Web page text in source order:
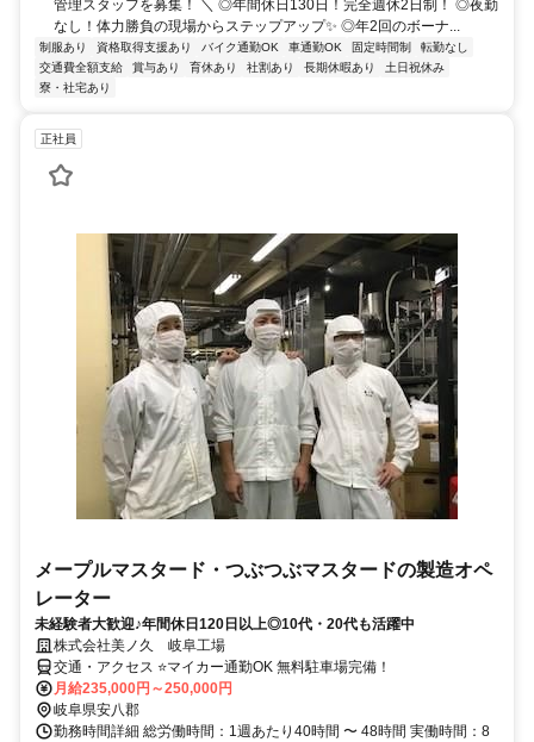
管理スタッフを募集！ ＼ ◎年間休日130日！完全週休2日制！ ◎夜勤
なし！体力勝負の現場からステップアップ✨ ◎年2回のボーナ...
制服あり 資格取得支援あり バイク通勤OK 車通勤OK 固定時間制
転勤なし
交通費全額支給
賞与あり 育休あり 社割あり 長期休暇あり
土日祝休み
寮・社宅あり
正社員
メープルマスタード・つぶつぶマスタードの製造オペ
レーター
未経験者大歓迎♪年間休日120日以上◎10代・20代も活躍中
株式会社美ノ久 岐阜工場
交通・アクセス ⭐マイカー通勤OK 無料駐車場完備！
月給235,000円～250,000円
岐阜県安八郡
勤務時間詳細 総労働時間：1週あたり40時間 〜 48時間 実働時間：8